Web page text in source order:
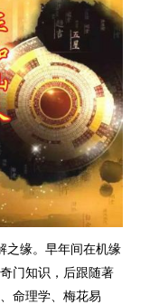
之缘。早年间在机缘
门知识，后跟随著
命理学、梅花易